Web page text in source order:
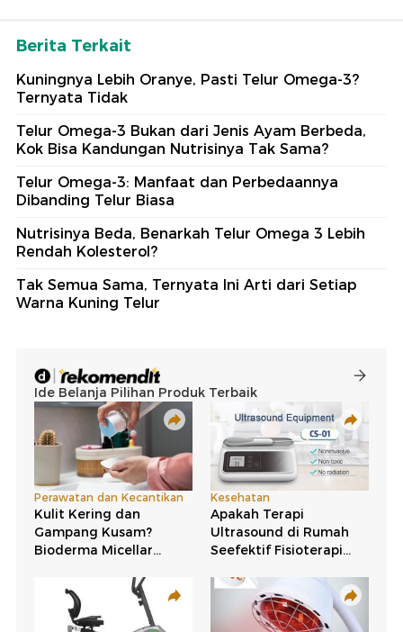
Berita Terkait
Kuningnya Lebih Oranye, Pasti Telur Omega-3?
Ternyata Tidak
Telur Omega-3 Bukan dari Jenis Ayam Berbeda,
Kok Bisa Kandungan Nutrisinya Tak Sama?
Telur Omega-3: Manfaat dan Perbedaannya
Dibanding Telur Biasa
Nutrisinya Beda, Benarkah Telur Omega 3 Lebih
Rendah Kolesterol?
Tak Semua Sama, Ternyata Ini Arti dari Setiap
Warna Kuning Telur